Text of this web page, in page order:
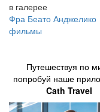
в галерее
Фра Беато Анджелико
фильмы
Путешествуя по
попробуй наше
Cath Travel